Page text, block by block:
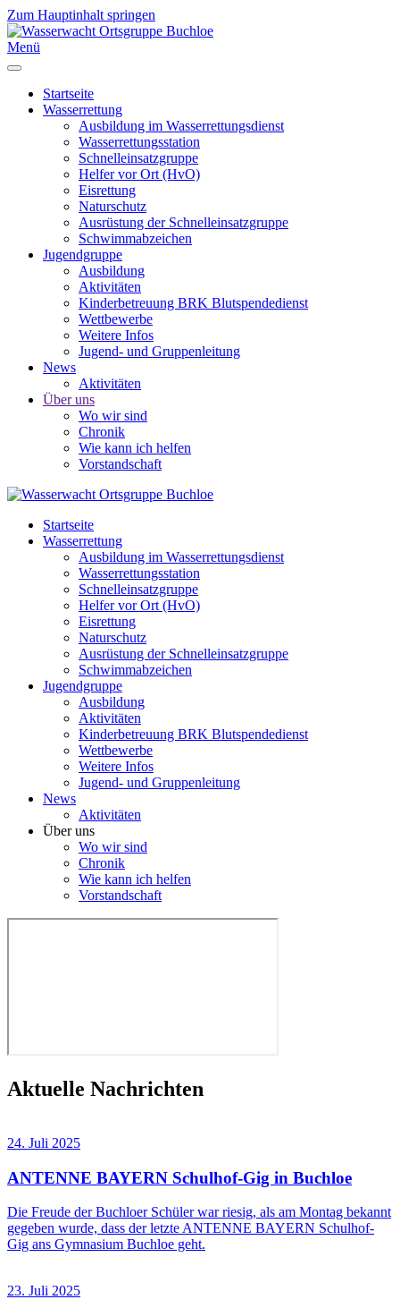
Zum Hauptinhalt springen
Menü
Startseite
Wasserrettung
Ausbildung im Wasserrettungsdienst
Wasserrettungsstation
Schnelleinsatzgruppe
Helfer vor Ort (HvO)
Eisrettung
Naturschutz
Ausrüstung der Schnelleinsatzgruppe
Schwimmabzeichen
Jugendgruppe
Ausbildung
Aktivitäten
Kinderbetreuung BRK Blutspendedienst
Wettbewerbe
Weitere Infos
Jugend- und Gruppenleitung
News
Aktivitäten
Über uns
Wo wir sind
Chronik
Wie kann ich helfen
Vorstandschaft
Startseite
Wasserrettung
Ausbildung im Wasserrettungsdienst
Wasserrettungsstation
Schnelleinsatzgruppe
Helfer vor Ort (HvO)
Eisrettung
Naturschutz
Ausrüstung der Schnelleinsatzgruppe
Schwimmabzeichen
Jugendgruppe
Ausbildung
Aktivitäten
Kinderbetreuung BRK Blutspendedienst
Wettbewerbe
Weitere Infos
Jugend- und Gruppenleitung
News
Aktivitäten
Über uns
Wo wir sind
Chronik
Wie kann ich helfen
Vorstandschaft
Aktuelle Nachrichten
24. Juli 2025
ANTENNE BAYERN Schulhof-Gig in Buchloe
Die Freude der Buchloer Schüler war riesig, als am Montag bekannt
gegeben wurde, dass der letzte ANTENNE BAYERN Schulhof-
Gig ans Gymnasium Buchloe geht.
23. Juli 2025